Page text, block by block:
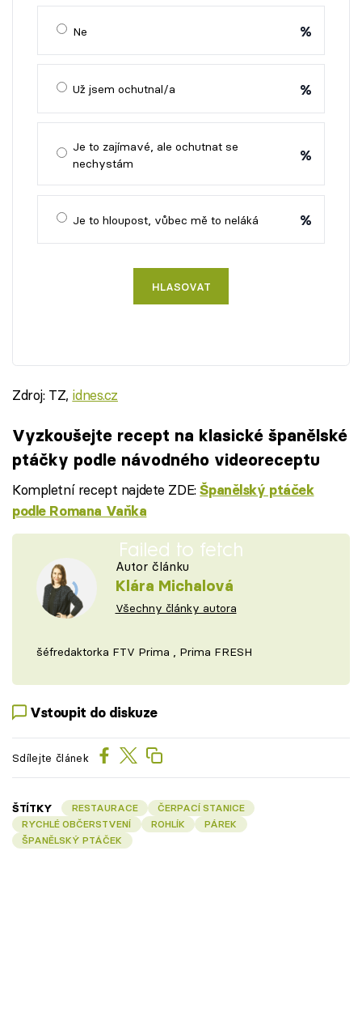
Ne %
Už jsem ochutnal/a %
Je to zajímavé, ale ochutnat se
nechystám
%
Je to hloupost, vůbec mě to neláká %
HLASOVAT
Zdroj: TZ, idnes.cz
Vyzkoušejte recept na klasické španělské
ptáčky podle návodného videoreceptu
Kompletní recept najdete ZDE:Španělský ptáček
podle Romana Vaňka
Failed to fetch
Autor článku
Klára Michalová
Všechny články autora
šéfredaktorka FTV Prima , Prima FRESH
Vstoupit do diskuze
Sdílejte článek
ŠTÍTKY RESTAURACE
ČERPACÍ STANICE
RYCHLÉ OBČERSTVENÍ
ROHLÍK
PÁREK
ŠPANĚLSKÝ PTÁČEK